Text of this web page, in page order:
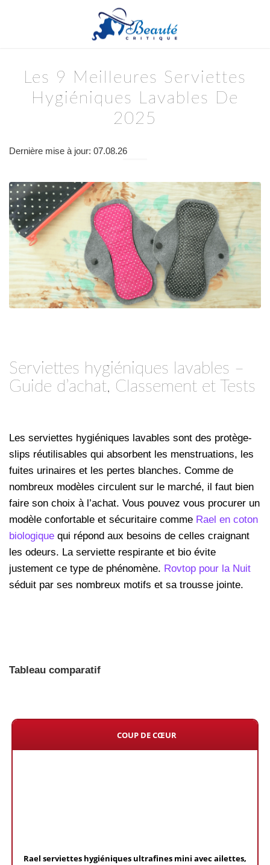
Les 9 Meilleures Serviettes
Hygiéniques Lavables De
2025
Dernière mise à jour: 07.08.26
Serviettes hygiéniques lavables –
Guide d’achat, Classement et Tests
Les serviettes hygiéniques lavables sont des protège-
slips réutilisables qui absorbent les menstruations, les
fuites urinaires et les pertes blanches. Comme de
nombreux modèles circulent sur le marché, il faut bien
faire son choix à l’achat. Vous pouvez vous procurer un
modèle confortable et sécuritaire comme Rael en coton
biologique qui répond aux besoins de celles craignant
les odeurs. La serviette respirante et bio évite
justement ce type de phénomène. Rovtop pour la Nuit
séduit par ses nombreux motifs et sa trousse jointe.
Tableau comparatif
COUP DE CŒUR
Rael serviettes hygiéniques ultrafines mini avec ailettes,